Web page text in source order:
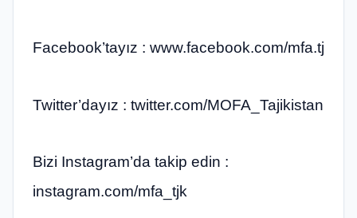
Facebook’tayız : www.facebook.com/mfa.tj​
Twitter’dayız : twitter.com/MOFA_Tajikistan​
Bizi Instagram’da takip edin :
instagram.com/mfa_tjk